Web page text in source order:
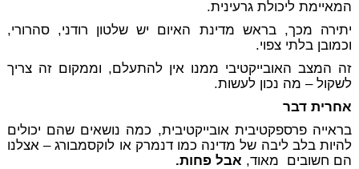
המאיימת ליכולת גרעינית.
יתירה מכך, בראש מדינת האיום יש שלטון רודני, סהרורי,
וכמובן בלתי צפוי.
זה המצב האובייקטיבי ממנו אין להתעלם, וממקום זה צריך
לשקול – מה נכון לעשות.
אחרית דבר
בראייה פרספקטיבית אובייקטיבית, כמה נושאים שהם יכולים
להיות בלב ליבה של מדינה כמו דנמרק או לוקסמבורג – אצלנו
הם חשובים מאוד, אבל פחות.